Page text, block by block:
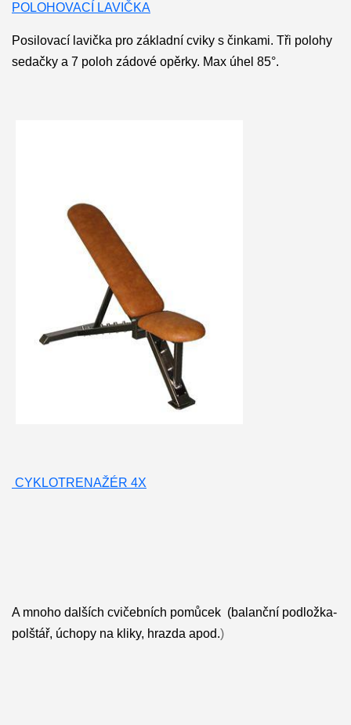
POLOHOVACÍ LAVIČKA
Posilovací lavička pro základní cviky s činkami. Tři polohy
sedačky a 7 poloh zádové opěrky. Max úhel 85°.
CYKLOTRENAŽÉR 4X
A mnoho dalších cvičebních pomůcek (balanční podložka-
polštář, úchopy na kliky, hrazda apod.)